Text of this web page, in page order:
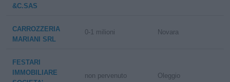
&C.SAS
CARROZZERIA
MARIANI SRL
0-1 milioni Novara
FESTARI
IMMOBILIARE
non pervenuto Oleggio